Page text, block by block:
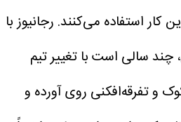
کار استفاده می‌کنند. رجانیوز با
چند سالی است با تغییر تیم
و تفرقه‌افکنی روی آورده و